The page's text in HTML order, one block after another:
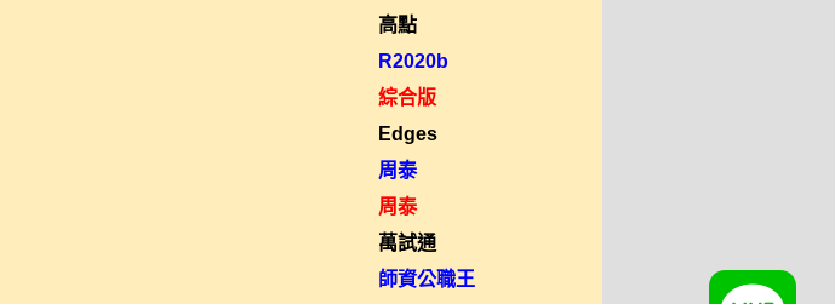
高點
R2020b
綜合版
Edges
周泰
周泰
萬試通
師資公職王